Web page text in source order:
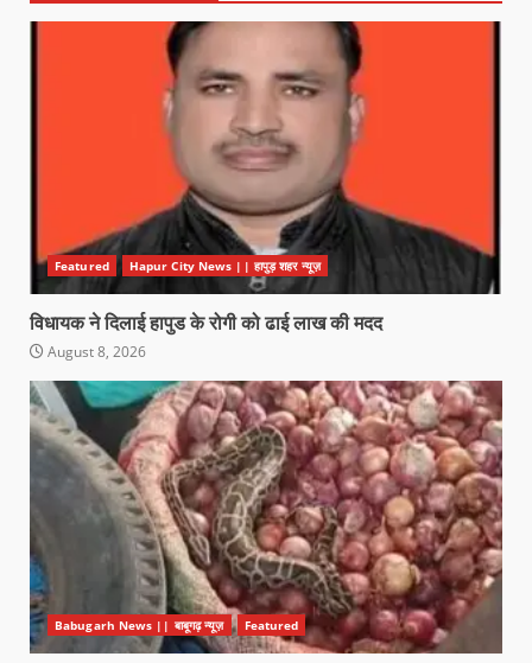
Featured Hapur City News || हापुड़ शहर न्यूज़
विधायक ने दिलाई हापुड के रोगी को ढाई लाख की मदद
August 8, 2026
Babugarh News || बाबूगढ़ न्यूज़ Featured